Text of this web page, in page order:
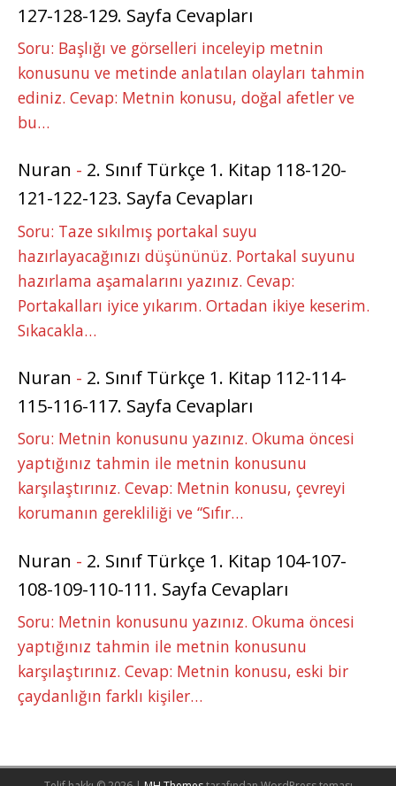
127-128-129. Sayfa Cevapları
Soru: Başlığı ve görselleri inceleyip metnin
konusunu ve metinde anlatılan olayları tahmin
ediniz. Cevap: Metnin konusu, doğal afetler ve
bu…
Nuran - 2. Sınıf Türkçe 1. Kitap 118-120-
121-122-123. Sayfa Cevapları
Soru: Taze sıkılmış portakal suyu
hazırlayacağınızı düşününüz. Portakal suyunu
hazırlama aşamalarını yazınız. Cevap:
Portakalları iyice yıkarım. Ortadan ikiye keserim.
Sıkacakla…
Nuran - 2. Sınıf Türkçe 1. Kitap 112-114-
115-116-117. Sayfa Cevapları
Soru: Metnin konusunu yazınız. Okuma öncesi
yaptığınız tahmin ile metnin konusunu
karşılaştırınız. Cevap: Metnin konusu, çevreyi
korumanın gerekliliği ve “Sıfır…
Nuran - 2. Sınıf Türkçe 1. Kitap 104-107-
108-109-110-111. Sayfa Cevapları
Soru: Metnin konusunu yazınız. Okuma öncesi
yaptığınız tahmin ile metnin konusunu
karşılaştırınız. Cevap: Metnin konusu, eski bir
çaydanlığın farklı kişiler…